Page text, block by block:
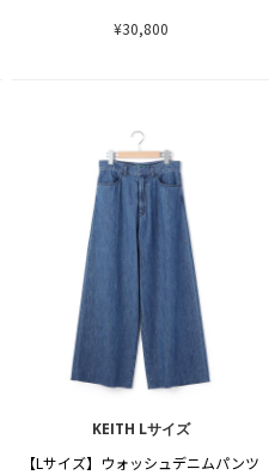
¥30,800
KEITH Lサイズ
【Lサイズ】ウォッシュデニムパンツ